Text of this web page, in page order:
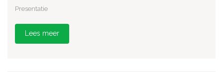
Presentatie
Lees meer